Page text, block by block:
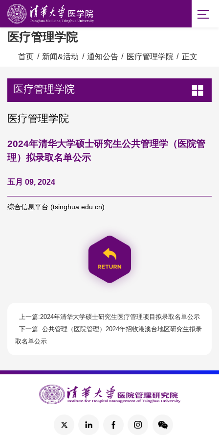
医疗管理学院
首页 / 新闻&活动 / 通知公告 / 医疗管理学院 / 正文
医疗管理学院
医疗管理学院
2024年清华大学硕士研究生公共管理学（医院管
理）拟录取名单公示
五月 09, 2024
综合信息平台 (tsinghua.edu.cn)
上一篇:2024年清华大学硕士研究生医疗管理项目拟录取名单公示
下一篇: 公共管理（医院管理）2024年招收港澳台地区研究生拟录
取名单公示